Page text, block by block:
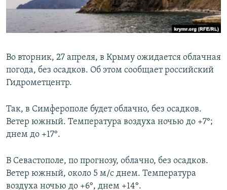
ПОБЕДИТЕЛЕЙ НЕ СУДЯТ?
КРЫМ.НЕПОКОРЕННЫЙ
УКРАИНСКАЯ ПРОБЛЕМА КРЫМА
ПРИСОЕДИНЯЙТЕСЬ!
Во вторник, 27 апреля, в Крыму ожидается облачная
погода, без осадков. Об этом сообщает российский
Гидрометцентр.
Так, в Симферополе будет облачно, без осадков.
Ветер южный. Температура воздуха ночью до +7°;
днем до +17°.
В Севастополе, по прогнозу, облачно, без осадков.
Ветер южный, около 5 м/с днем. Температура
воздуха ночью до +6°, днем +14°.